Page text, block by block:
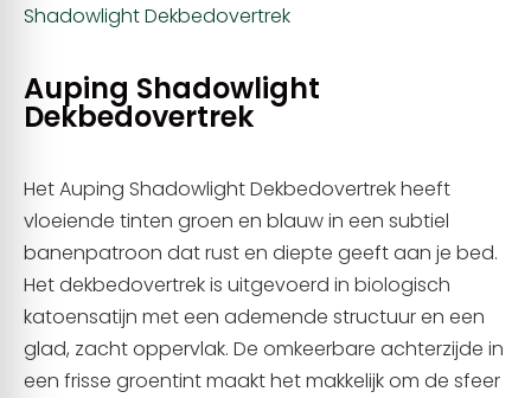
Shadowlight Dekbedovertrek
Auping Shadowlight
Dekbedovertrek
Het Auping Shadowlight Dekbedovertrek heeft
vloeiende tinten groen en blauw in een subtiel
banenpatroon dat rust en diepte geeft aan je bed.
Het dekbedovertrek is uitgevoerd in biologisch
katoensatijn met een ademende structuur en een
glad, zacht oppervlak. De omkeerbare achterzijde in
een frisse groentint maakt het makkelijk om de sfeer